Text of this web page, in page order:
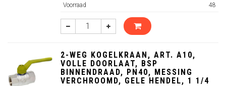
Voorraad
48
2-WEG KOGELKRAAN, ART. A10,
VOLLE DOORLAAT, BSP
BINNENDRAAD, PN40, MESSING
VERCHROOMD, GELE HENDEL, 1 1/4